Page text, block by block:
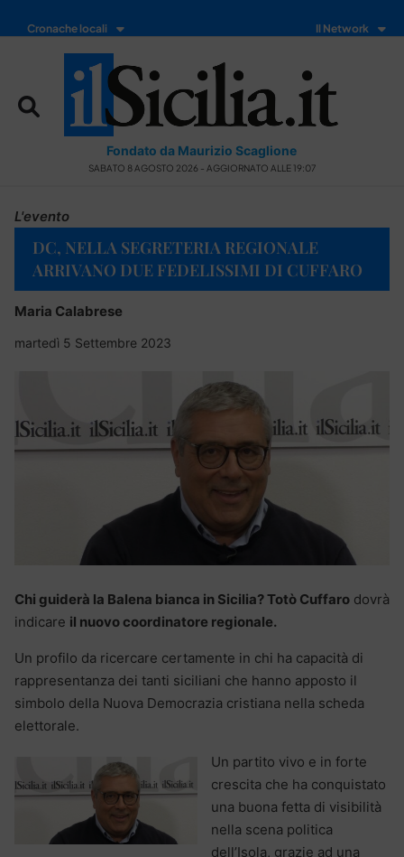
Cronache locali Il Network
Fondato da Maurizio Scaglione
SABATO 8 AGOSTO 2026 - AGGIORNATO ALLE 19:07
L'evento
DC, NELLA SEGRETERIA REGIONALE
ARRIVANO DUE FEDELISSIMI DI CUFFARO
Maria Calabrese
martedì 5 Settembre 2023
Chi guiderà la Balena bianca in Sicilia? Totò Cuffaro dovrà
indicare il nuovo coordinatore regionale.
Un profilo da ricercare certamente in chi ha capacità di
rappresentanza dei tanti siciliani che hanno apposto il
simbolo della Nuova Democrazia cristiana nella scheda
elettorale.
Un partito vivo e in forte
crescita che ha conquistato
una buona fetta di visibilità
nella scena politica
dell’Isola, grazie ad una